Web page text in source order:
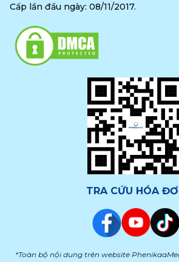
Cấp lần đầu ngày: 08/11/2017.
TRA CỨU HÓA
*Toàn bộ nội dung trên website